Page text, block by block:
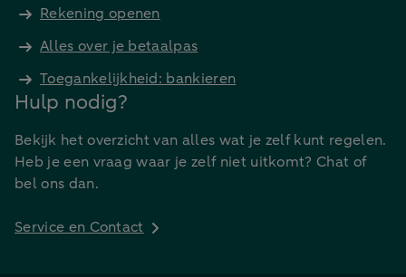
Rekening openen
Alles over je betaalpas
Toegankelijkheid: bankieren
Hulp nodig?
Bekijk het overzicht van alles wat je zelf kunt regelen.
Heb je een vraag waar je zelf niet uitkomt? Chat of
bel ons dan.
Service en Contact